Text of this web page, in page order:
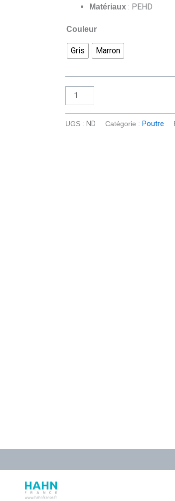
Matériaux : PEHD
Couleur
Gris Marron
UGS : ND Catégorie : Poutre